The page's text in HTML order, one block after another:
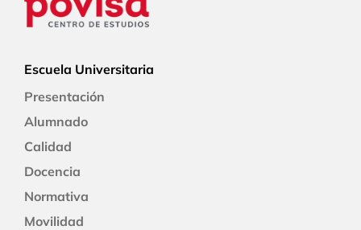
Escuela Universitaria
Presentación
Alumnado
Calidad
Docencia
Normativa
Movilidad